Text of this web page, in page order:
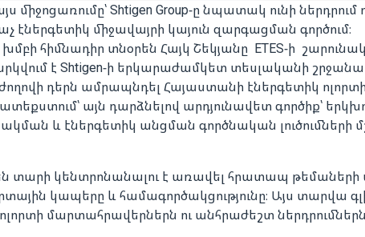
միջոցառումը՝ Shtigen Group-ը նպատակ ունի ներդրում
էներգետիկ միջավայրի կայուն զարգացման գործում։
խմբի հիմնադիր տնօրեն Հայկ Շեկյանը ETES-ի
է Shtigen-ի երկարաժամկետ տեսլականի
դերն ամրապնդել Հայաստանի էներգետիկ
այն դարձնելով արդյունավետ գործիք՝
և էներգետիկ անցման գործնական լուծումների
տարի կենտրոնանալու է առավել հրատապ թեմաների
կապերը և համագործակցությունը։ Այս տարվա
մարտահրավերներն ու անհրաժեշտ ներդրումներն